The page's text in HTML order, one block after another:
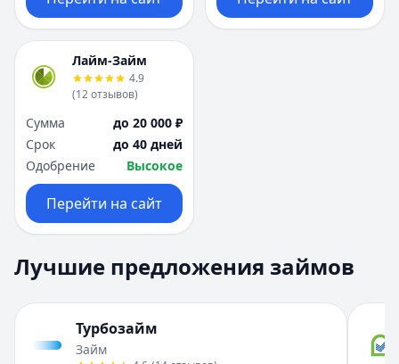
Лайм-Займ
4.9
(12отзывов)
Сумма
до 20 000 ₽
Срок
до 40 дней
Одобрение
Высокое
Перейти на сайт
Лучшие предложения займов
Турбозайм
Займ